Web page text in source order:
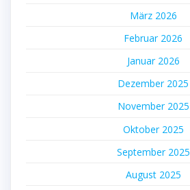
März 2026
Februar 2026
Januar 2026
Dezember 2025
November 2025
Oktober 2025
September 2025
August 2025